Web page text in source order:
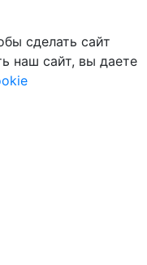
сделать сайт
наш сайт, вы даете